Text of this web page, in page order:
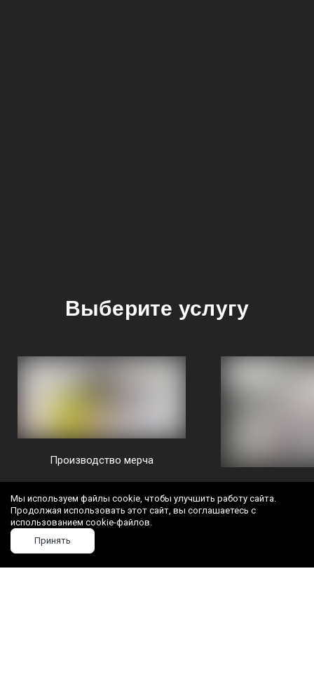
Выберите услугу
Производство мерча
Мы используем файлы cookie, чтобы улучшить работу сайта.
Продолжая использовать этот сайт, вы соглашаетесь с
использованием cookie-файлов.
Принять